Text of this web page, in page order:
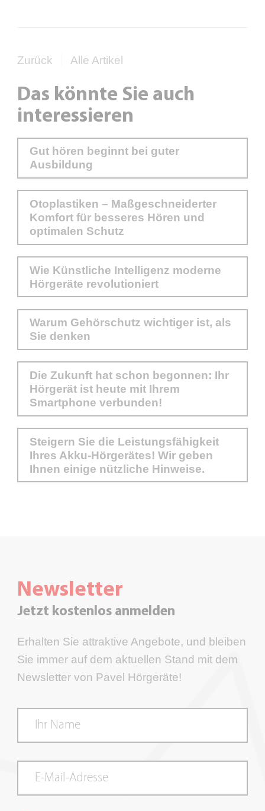
Zurück Alle Artikel
Das könnte Sie auch
interessieren
Gut hören beginnt bei guter
Ausbildung
Otoplastiken – Maßgeschneiderter
Komfort für besseres Hören und
optimalen Schutz
Wie Künstliche Intelligenz moderne
Hörgeräte revolutioniert
Warum Gehörschutz wichtiger ist, als
Sie denken
Die Zukunft hat schon begonnen: Ihr
Hörgerät ist heute mit Ihrem
Smartphone verbunden!
Steigern Sie die Leistungsfähigkeit
Ihres Akku-Hörgerätes! Wir geben
Ihnen einige nützliche Hinweise.
Newsletter
Jetzt kostenlos anmelden
Erhalten Sie attraktive Angebote, und bleiben
Sie immer auf dem aktuellen Stand mit dem
Newsletter von Pavel Hörgeräte!